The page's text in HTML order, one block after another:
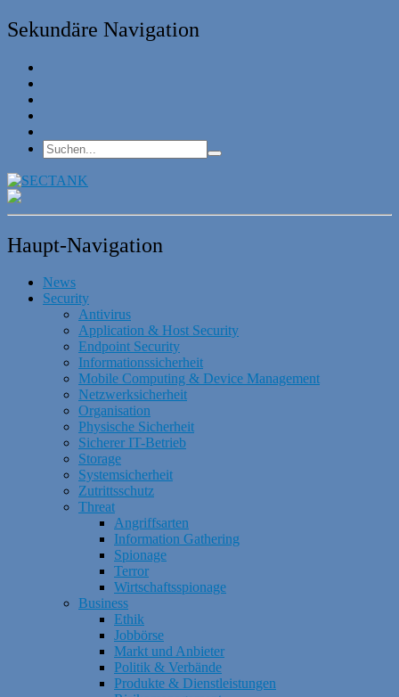
Sekundäre Navigation
Haupt-Navigation
News
Security
Antivirus
Application & Host Security
Endpoint Security
Informationssicherheit
Mobile Computing & Device Management
Netzwerksicherheit
Organisation
Physische Sicherheit
Sicherer IT-Betrieb
Storage
Systemsicherheit
Zutrittsschutz
Threat
Angriffsarten
Information Gathering
Spionage
Terror
Wirtschaftsspionage
Business
Ethik
Jobbörse
Markt und Anbieter
Politik & Verbände
Produkte & Dienstleistungen